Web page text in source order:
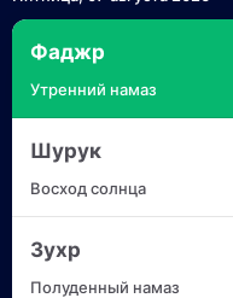
Фаджр
Утренний намаз
Шурук
Восход солнца
Зухр
Полуденный намаз